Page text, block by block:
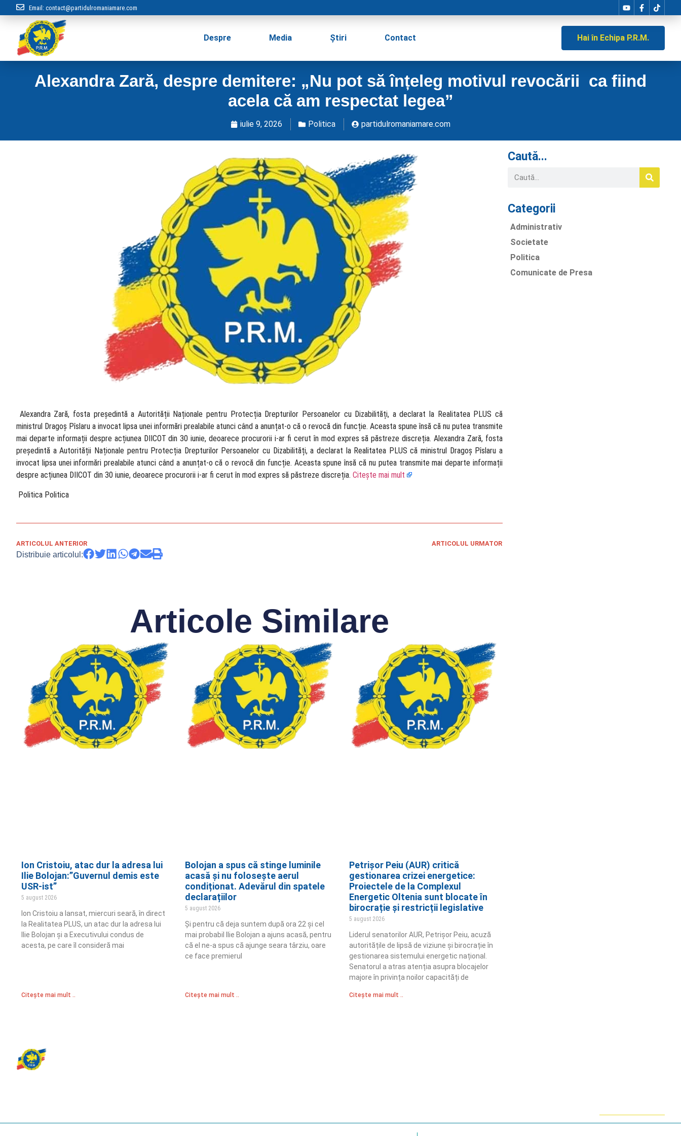
Email: contact@partidulromaniamare.com
Despre Media Știri Contact Hai în Echipa P.R.M.
Alexandra Zară, despre demitere: „Nu pot să înțeleg motivul revocării ca fiind
acela că am respectat legea”
iulie 9, 2026 Politica partidulromaniamare.com
​ Alexandra Zară, fosta președintă a Autorității Naționale pentru Protecția Drepturilor Persoanelor cu Dizabilități, a declarat la Realitatea PLUS că
ministrul Dragoș Pîslaru a invocat lipsa unei informări prealabile atunci când a anunțat-o că o revocă din funcție. Aceasta spune însă că nu putea transmite
mai departe informații despre acțiunea DIICOT din 30 iunie, deoarece procurorii i-ar fi cerut în mod expres să păstreze discreția. Alexandra Zară, fosta
președintă a Autorității Naționale pentru Protecția Drepturilor Persoanelor cu Dizabilități, a declarat la Realitatea PLUS că ministrul Dragoș Pîslaru a
invocat lipsa unei informări prealabile atunci când a anunțat-o că o revocă din funcție. Aceasta spune însă că nu putea transmite mai departe informații
despre acțiunea DIICOT din 30 iunie, deoarece procurorii i-ar fi cerut în mod expres să păstreze discreția. Citește mai mult
​ Politica Politica
ARTICOLUL ANTERIOR ARTICOLUL URMATOR
Distribuie articolul:
Articole Similare
Ion Cristoiu, atac dur la adresa lui
Ilie Bolojan:”Guvernul demis este
USR-ist”
5 august 2026
Ion Cristoiu a lansat, miercuri seară, în direct
la Realitatea PLUS, un atac dur la adresa lui
Ilie Bolojan și a Executivului condus de
acesta, pe care îl consideră mai
Citește mai mult ..
Bolojan a spus că stinge luminile
acasă și nu folosește aerul
condiționat. Adevărul din spatele
declarațiilor
5 august 2026
Și pentru că deja suntem după ora 22 și cel
mai probabil Ilie Bolojan a ajuns acasă, pentru
că el ne-a spus că ajunge seara târziu, oare
ce face premierul
Citește mai mult ..
Petrișor Peiu (AUR) critică
gestionarea crizei energetice:
Proiectele de la Complexul
Energetic Oltenia sunt blocate în
birocrație și restricții legislative
5 august 2026
Liderul senatorilor AUR, Petrișor Peiu, acuză
autoritățile de lipsă de viziune și birocrație în
gestionarea sistemului energetic național.
Senatorul a atras atenția asupra blocajelor
majore în privința noilor capacități de
Citește mai mult ..
Caută...
Categorii
Administrativ
Societate
Politica
Comunicate de Presa